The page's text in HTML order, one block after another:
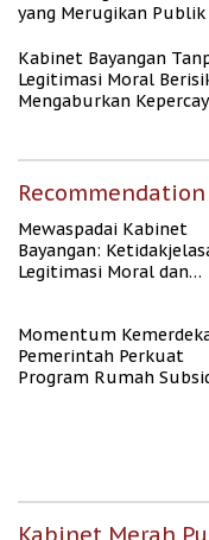
yang Merugikan Publik
Kabinet Bayangan
Legitimasi Moral
Mengaburkan
Recommendation
Mewaspadai Kabinet
Bayangan:
Legitimasi Moral dan
Momentum
Pemerintah Perkuat
Program Rumah